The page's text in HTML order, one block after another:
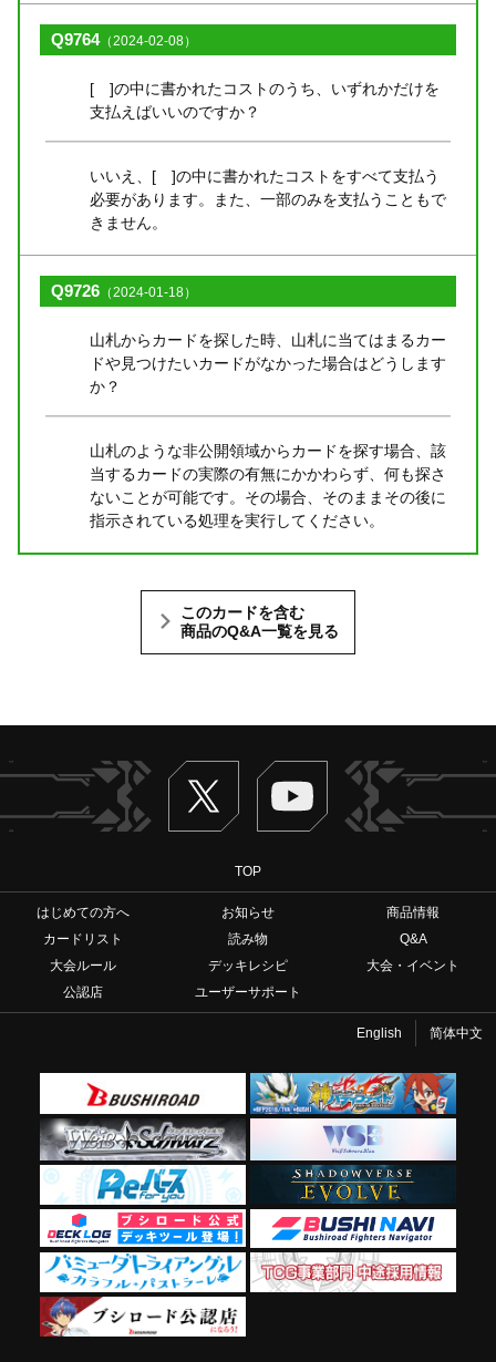
Q9764（2024-02-08）
[ ]の中に書かれたコストのうち、いずれかだけを
支払えばいいのですか？
いいえ、[ ]の中に書かれたコストをすべて支払う
必要があります。また、一部のみを支払うこともで
きません。
Q9726 （2024-01-18）
山札からカードを探した時、山札に当てはまるカー
ドや見つけたいカードがなかった場合はどうします
か？
山札のような非公開領域からカードを探す場合、該
当するカードの実際の有無にかかわらず、何も探さ
ないことが可能です。その場合、そのままその後に
指示されている処理を実行してください。
このカードを含む
商品のQ&A一覧を見る
Twitter ヴァンガードch
TOP
はじめての方へ お知らせ
商品情報
カードリスト
読み物
Q&A
大会ルール
デッキレシピ
大会・イベント
公認店
ユーザーサポート
English 简体中文